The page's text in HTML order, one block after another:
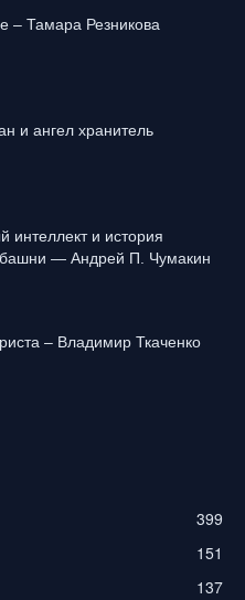
– Тамара Резникова
и ангел хранитель
интеллект и история
башни — Андрей П. Чумакин
– Владимир Ткаченко
399
151
137